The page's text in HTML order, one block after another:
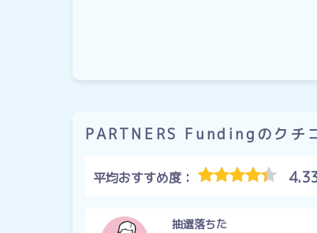
PARTNERS Fundingのクチ
平均おすすめ度：
抽選落ちた